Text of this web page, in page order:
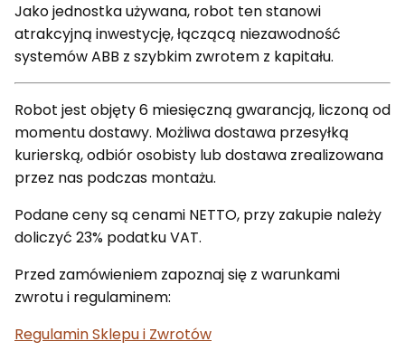
Jako jednostka używana, robot ten stanowi
atrakcyjną inwestycję, łączącą niezawodność
systemów ABB z szybkim zwrotem z kapitału.
Robot jest objęty 6 miesięczną gwarancją, liczoną od
momentu dostawy. Możliwa dostawa przesyłką
kurierską, odbiór osobisty lub dostawa zrealizowana
przez nas podczas montażu.
Podane ceny są cenami NETTO, przy zakupie należy
doliczyć 23% podatku VAT.
Przed zamówieniem zapoznaj się z warunkami
zwrotu i regulaminem:
Regulamin Sklepu i Zwrotów